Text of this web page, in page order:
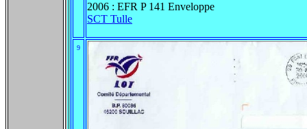
2006 : EFR P 141 Enveloppe
SCT Tulle
9